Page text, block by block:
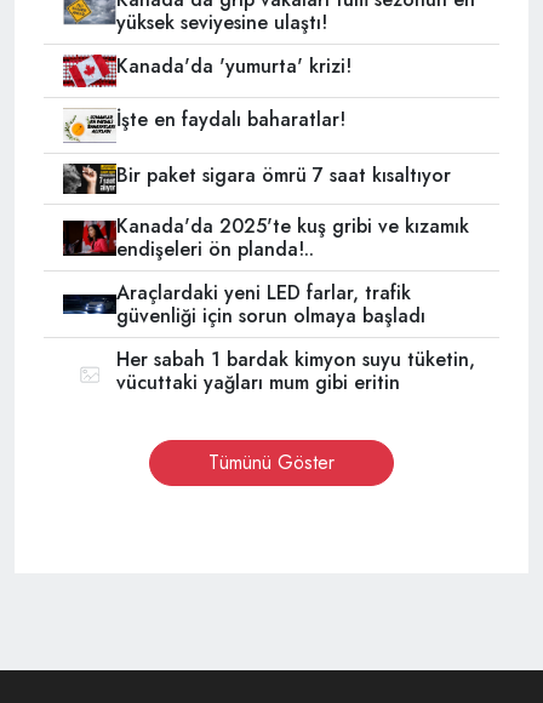
yüksek seviyesine ulaştı!
Kanada'da 'yumurta' krizi!
İşte en faydalı baharatlar!
Bir paket sigara ömrü 7 saat kısaltıyor
Kanada'da 2025'te kuş gribi ve kızamık
endişeleri ön planda!..
Araçlardaki yeni LED farlar, trafik
güvenliği için sorun olmaya başladı
Her sabah 1 bardak kimyon suyu tüketin,
vücuttaki yağları mum gibi eritin
Tümünü Göster